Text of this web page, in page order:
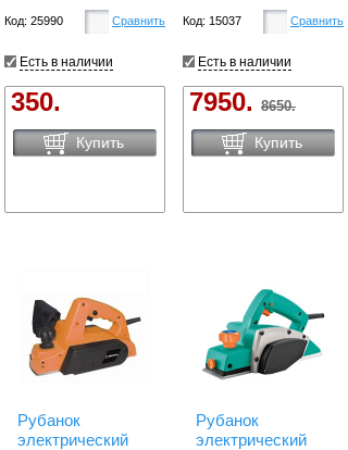
Код: 25990 Сравнить
Есть в наличии
350.
Купить
Код: 15037 Сравнить
Есть в наличии
7950. 8650.
Купить
Рубанок
электрический
Рубанок
электрический